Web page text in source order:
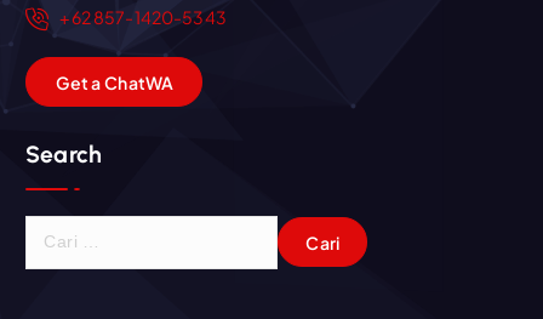
+62 857-1420-5343
GetaChatWA
Search